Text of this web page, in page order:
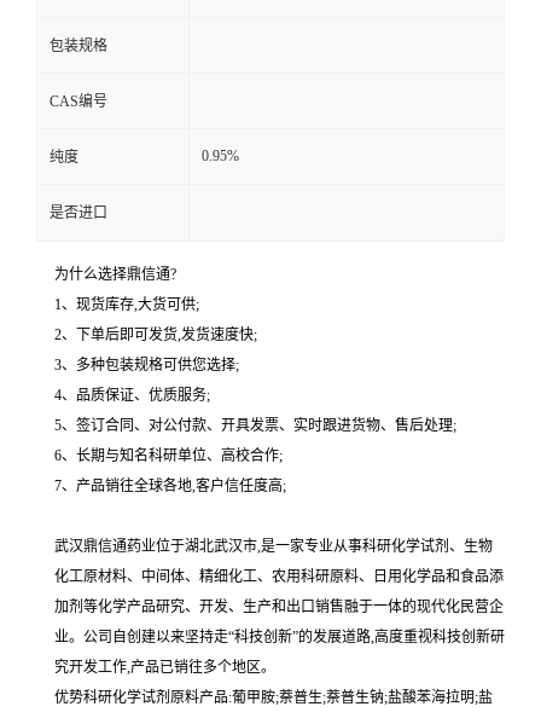
包装规格
CAS编号
纯度 0.95%
是否进口
为什么选择鼎信通?
1、现货库存,大货可供;
2、下单后即可发货,发货速度快;
3、多种包装规格可供您选择;
4、品质保证、优质服务;
5、签订合同、对公付款、开具发票、实时跟进货物、售后处理;
6、长期与知名科研单位、高校合作;
7、产品销往全球各地,客户信任度高;
武汉鼎信通药业位于湖北武汉市,是一家专业从事科研化学试剂、生物
化工原材料、中间体、精细化工、农用科研原料、日用化学品和食品添
加剂等化学产品研究、开发、生产和出口销售融于一体的现代化民营企
业。公司自创建以来坚持走“科技创新”的发展道路,高度重视科技创新研
究开发工作,产品已销往多个地区。
优势科研化学试剂原料产品:葡甲胺;萘普生;萘普生钠;盐酸苯海拉明;盐